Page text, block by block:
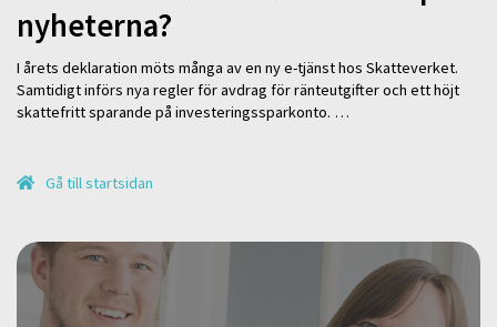
nyheterna?
I årets deklaration möts många av en ny e-tjänst hos Skatteverket.
Samtidigt införs nya regler för avdrag för ränteutgifter och ett höjt
skattefritt sparande på investeringssparkonto. …
Gå till startsidan